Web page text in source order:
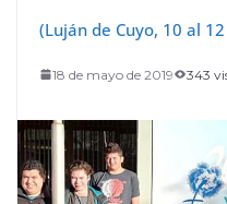
(Luján de Cuyo, 10 al
18 de mayo de 2019 343